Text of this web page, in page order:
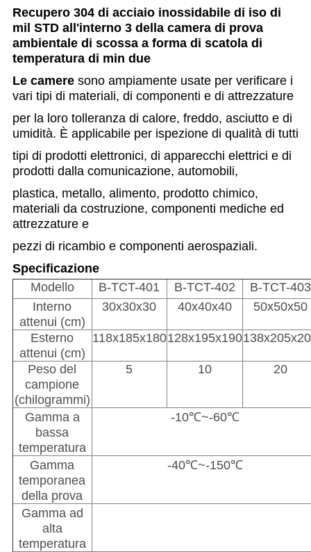
Recupero 304 di acciaio inossidabile di iso di
mil STD all'interno 3 della camera di prova
ambientale di scossa a forma di scatola di
temperatura di min due
Le cameresono ampiamente usate per verificare i
vari tipi di materiali, di componenti e di attrezzature
per la lorotolleranza di calore, freddo, asciutto e di
umidità. È applicabile per ispezione di qualità di tutti
tipi di prodotti elettronici, di apparecchi elettrici e di
prodotti dalla comunicazione, automobili,
plastica, metallo, alimento, prodotto chimico,
materiali da costruzione, componenti mediche ed
attrezzature e
pezzi di ricambio e componenti aerospaziali.
Specificazione
Modello
B-TCT-401 B-TCT-402
B-TCT-403
Interno
attenui (cm)
30x30x30 40x40x40 50x50x50
Esterno
attenui (cm)
118x185x180128x195x190
Peso del
campione
(chilogrammi)
5 10 20
Gamma a
bassa
temperatura
-10℃~-60℃
Gamma
temporanea
della prova
-40℃~-150℃
Gamma ad
alta
temperatura